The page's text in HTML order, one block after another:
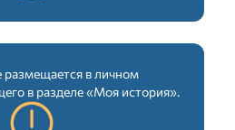
размещается в личном
в разделе «Моя история».